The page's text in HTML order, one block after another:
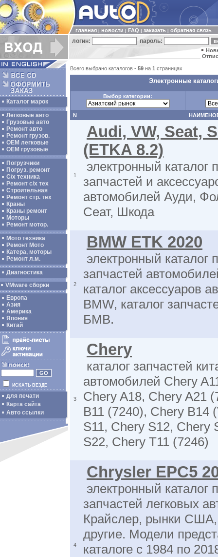
главная новости FAQ заказать обратная связь
логин: пароль:
Каталог марок
Легковые авто
Грузовые авто
Ремонт авто
Ремонт грузов.
ОЕМ легковые
OEM грузовые
Погрузчики
Погруз. ремонт
С/х техника
Ремонт с/х тех
Строительная
Ремонт стр. тех
Краны
Краны ремонт
Моторы
Ремонт мотор.
Мото техника
Ремонт Мото
Катера, моторы
Ремонт л.м.
Диагностика
VMware сборки
Европа
Азия
Америка
Япония
Китай
ИСКАТЬ ВЕЗДЕ
для печати
Карта сайта
Авто ссылки
Всего выбрано каталогов - 59 на 1 страницах
Электронные
Выбор категории:
N
1
Audi, VW, Seat,
(ETKA 8.2)
электронный каталог
запчастей и
автомобилей Ауди,
Сеат, Шкода
2
BMW ETK 2020
электронный каталог
запчастей
каталог аксессуаров
BMW, каталог
БМВ.
3
Chery
каталог запчастей
автомобилей Chery
Chery A18, Chery A21
B11 (7240), Chery B14
S11, Chery S12, Chery
S22, Chery T11 (7246)
4
Chrysler EPC5
электронный каталог
запчастей легковых
Крайслер, рынки
другие. Модели
каталоге с 1984 по